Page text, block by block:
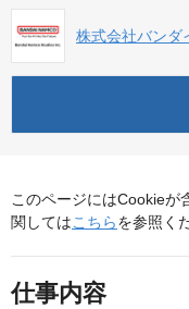
株式会社バンダ
このページにはCookieが
関してはこちらを参照く
仕事内容